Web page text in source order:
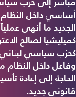
مباشر إلى حزب
أساسي داخل النظام
الجديد ما أنهى
كميليشيا لصالح
كحزب سياسي
وفاعل داخل النظام
الحاجة إلى إعادة
قانوني جديد.